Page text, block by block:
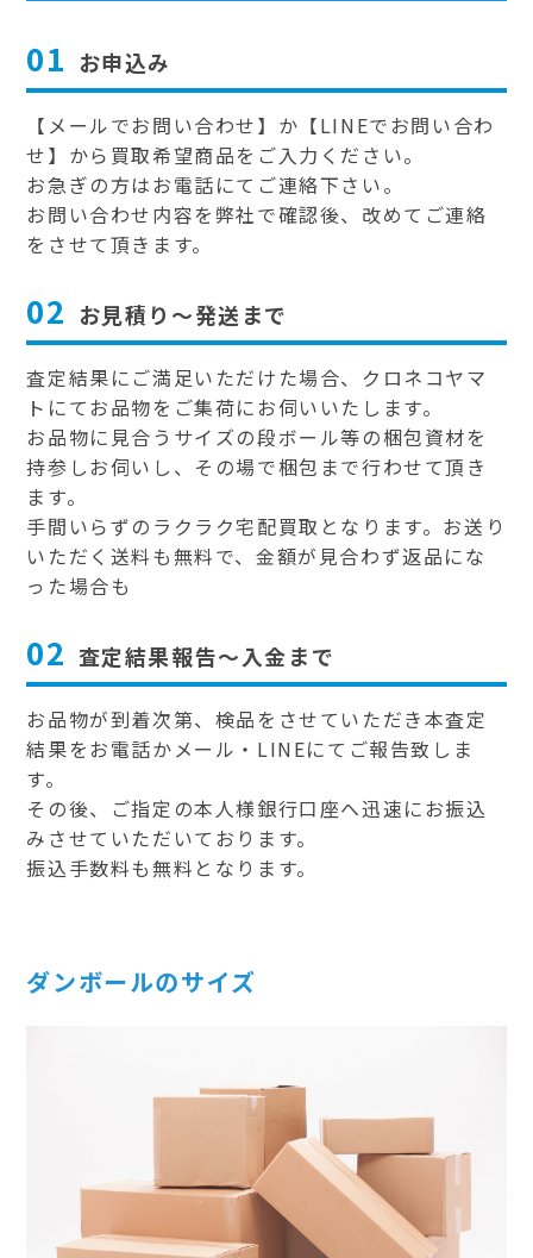
01 お申込み
【メールでお問い合わせ】か【LINEでお問い合わ
せ】から買取希望商品をご入力ください。
お急ぎの方はお電話にてご連絡下さい。
お問い合わせ内容を弊社で確認後、改めてご連絡
をさせて頂きます。
02 お見積り～発送まで
査定結果にご満足いただけた場合、クロネコヤマ
トにてお品物をご集荷にお伺いいたします。
お品物に見合うサイズの段ボール等の梱包資材を
持参しお伺いし、その場で梱包まで行わせて頂き
ます。
手間いらずのラクラク宅配買取となります。お送り
いただく送料も無料で、金額が見合わず返品にな
った場合も
02 査定結果報告～入金まで
お品物が到着次第、検品をさせていただき本査定
結果をお電話かメール・LINEにてご報告致しま
す。
その後、ご指定の本人様銀行口座へ迅速にお振込
みさせていただいております。
振込手数料も無料となります。
ダンボールのサイズ